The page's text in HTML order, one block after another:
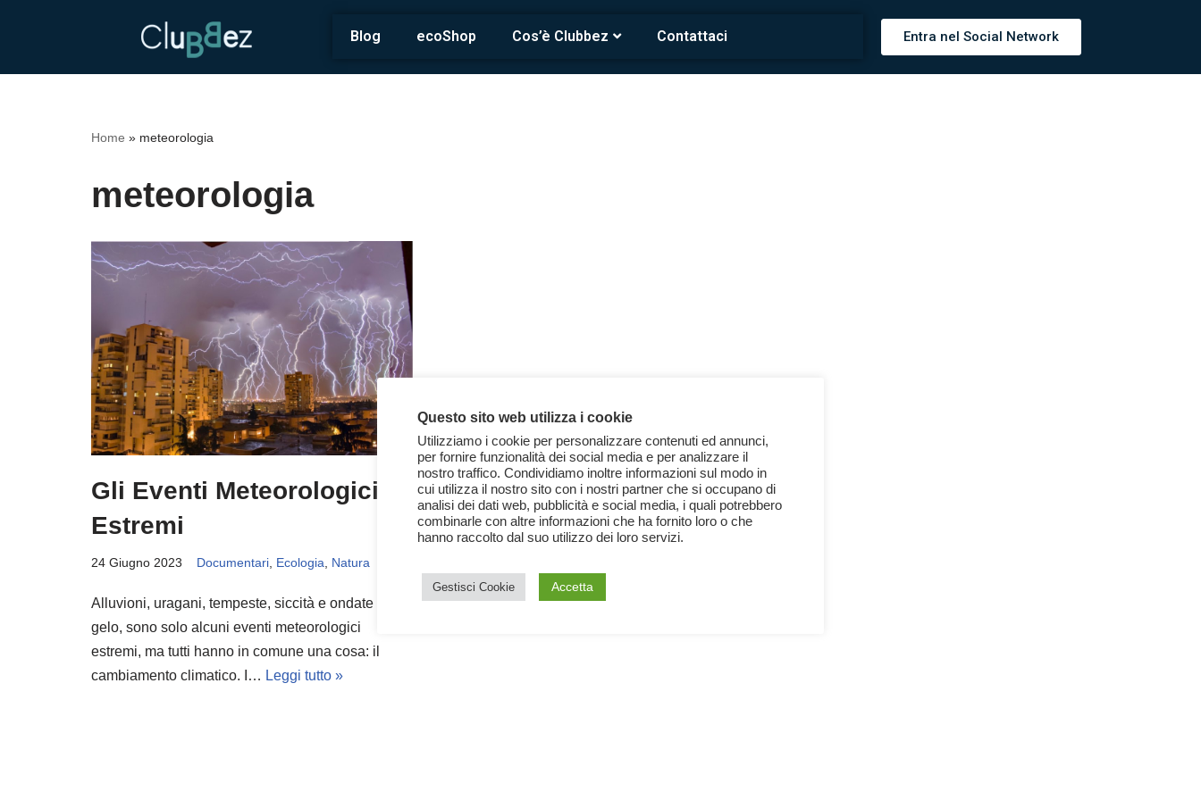
al
Blog ecoShop Cos’è Clubbez Contattaci Entra nel Social Network
Home » meteorologia
meteorologia
Gli Eventi Meteorologici
Estremi
24 Giugno 2023 Documentari Ecologia Natura
Alluvioni, uragani, tempeste, siccità e ondate di
gelo, sono solo alcuni eventi meteorologici
estremi, ma tutti hanno in comune una cosa: il
cambiamento climatico. I… Leggi tutto »
Questo sito web utilizza i cookie
Utilizziamo i cookie per personalizzare contenuti ed annunci,
per fornire funzionalità dei social media e per analizzare il
nostro traffico. Condividiamo inoltre informazioni sul modo in
cui utilizza il nostro sito con i nostri partner che si occupano di
analisi dei dati web, pubblicità e social media, i quali potrebbero
combinarle con altre informazioni che ha fornito loro o che
hanno raccolto dal suo utilizzo dei loro servizi.
Gestisci Cookie Accetta